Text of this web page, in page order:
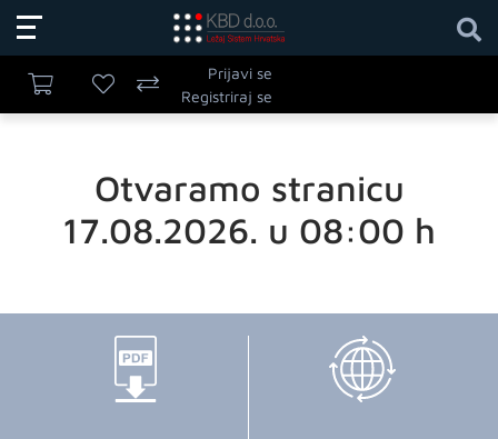
Prijavi se
Registriraj se
Otvaramo stranicu
17.08.2026. u 08:00 h